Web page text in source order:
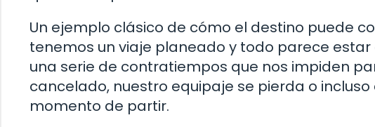
Un ejemplo clásico de cómo el destino puede
tenemos un viaje planeado y todo parece
una serie de contratiempos que nos impiden
cancelado, nuestro equipaje se pierda o
momento de partir.